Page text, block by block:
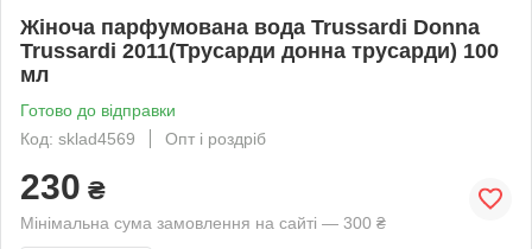
Жіноча парфумована вода Trussardi Donna
Trussardi 2011(Трусарди донна трусарди) 100
мл
Готово до відправки
Код: sklad4569
Опт і роздріб
230 ₴
Мінімальна сума замовлення на сайті — 300 ₴